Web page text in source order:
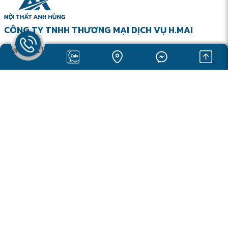
CÔNG TY TNHH THƯƠNG MẠI DỊCH VỤ H.MAI
Địa chỉ: 1104 Phạm Văn Đồng, Phường Thủ Đức, Tp.HCM
0888601127